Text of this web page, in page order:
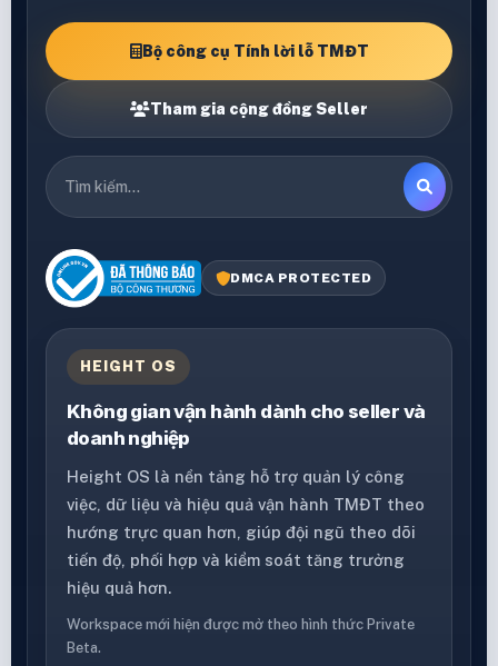
Bộ công cụ Tính lời lỗ TMĐT
Tham gia cộng đồng Seller
DMCA PROTECTED
HEIGHT OS
Không gian vận hành dành cho seller và
doanh nghiệp
Height OS là nền tảng hỗ trợ quản lý công
việc, dữ liệu và hiệu quả vận hành TMĐT theo
hướng trực quan hơn, giúp đội ngũ theo dõi
tiến độ, phối hợp và kiểm soát tăng trưởng
hiệu quả hơn.
Workspace mới hiện được mở theo hình thức Private
Beta.